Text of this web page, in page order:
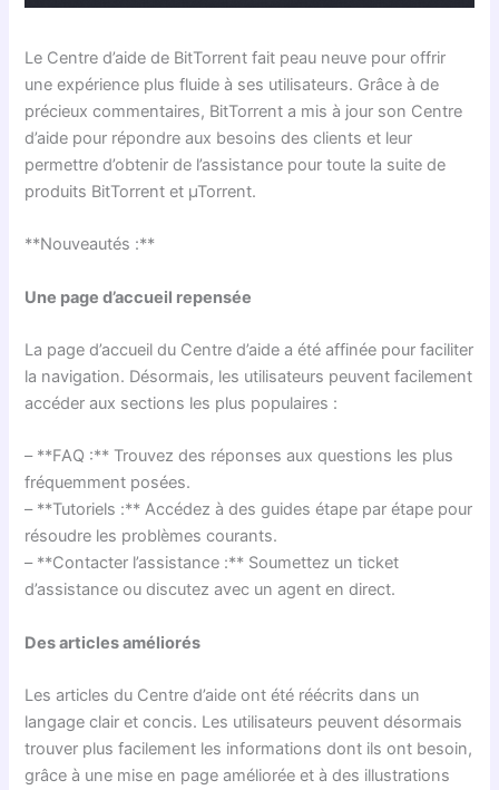
Le Centre d’aide de BitTorrent fait peau neuve pour offrir
une expérience plus fluide à ses utilisateurs. Grâce à de
précieux commentaires, BitTorrent a mis à jour son Centre
d’aide pour répondre aux besoins des clients et leur
permettre d’obtenir de l’assistance pour toute la suite de
produits BitTorrent et µTorrent.
**Nouveautés :**
Une page d’accueil repensée
La page d’accueil du Centre d’aide a été affinée pour faciliter
la navigation. Désormais, les utilisateurs peuvent facilement
accéder aux sections les plus populaires :
– **FAQ :** Trouvez des réponses aux questions les plus
fréquemment posées.
– **Tutoriels :** Accédez à des guides étape par étape pour
résoudre les problèmes courants.
– **Contacter l’assistance :** Soumettez un ticket
d’assistance ou discutez avec un agent en direct.
Des articles améliorés
Les articles du Centre d’aide ont été réécrits dans un
langage clair et concis. Les utilisateurs peuvent désormais
trouver plus facilement les informations dont ils ont besoin,
grâce à une mise en page améliorée et à des illustrations